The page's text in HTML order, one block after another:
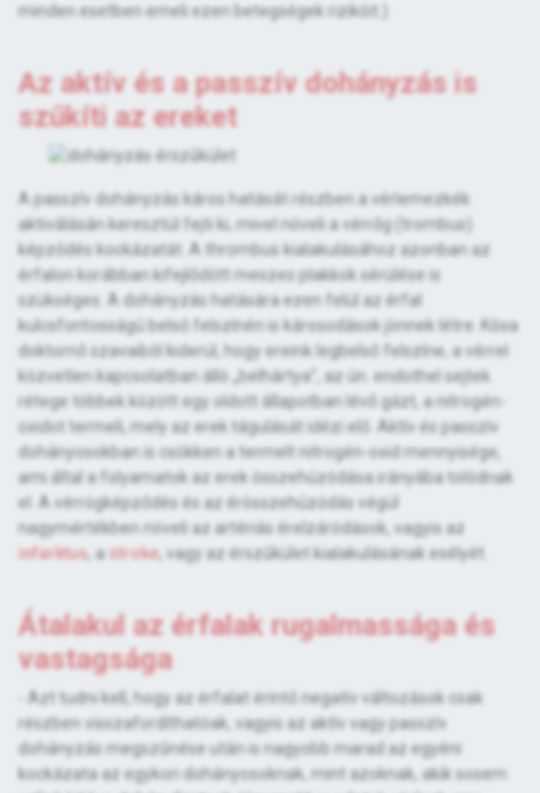
minden esetben emeli ezen betegségek rizikóit.)
Az aktív és a passzív dohányzás is
szűkíti az ereket
A passzív dohányzás káros hatását részben a vérlemezkék
aktiválásán keresztül fejti ki, mivel növeli a vérrőg (trombus)
képződés kockázatát. A thrombus kialakulásához azonban az
érfalon korábban kifejlődött meszes plakkok sérülése is
szükséges. A dohányzás hatására ezen felül az érfal
kulcsfontosságú belső felszínén is károsodások jönnek létre. Kósa
doktornő szavaiból kiderül, hogy ereink legbelső felszíne, a vérrel
közvetlen kapcsolatban álló „belhártya”, az ún. endothel sejtek
rétege többek között egy oldott állapotban lévő gázt, a nitrogén-
oxidot termeli, mely az erek tágulását idézi elő. Aktív és passzív
dohányosokban is csökken a termelt nitrogén-oxid mennyisége,
ami által a folyamatok az erek összehúzódása irányába tolódnak
el. A vérrögképződés és az érösszehúzódás végül
nagymértékben növeli az artériás érelzáródások, vagyis az
infarktus , a stroke, vagy az érszűkület kialakulásának esélyét.
Átalakul az érfalak rugalmassága és
vastagsága
- Azt tudni kell, hogy az érfalat érintő negatív változások csak
részben visszafordíthatóak, vagyis az aktív vagy passzív
dohányzás megszűnése után is nagyobb marad az egyéni
kockázata az egykori dohányosoknak, mint azoknak, akik sosem